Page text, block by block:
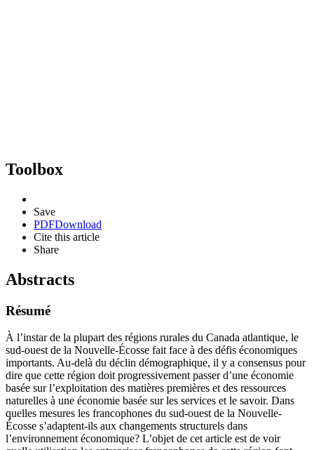
Toolbox
Save
PDFDownload
Cite this article
Share
Abstracts
Résumé
À l’instar de la plupart des régions rurales du Canada atlantique, le
sud-ouest de la Nouvelle-Écosse fait face à des défis économiques
importants. Au-delà du déclin démographique, il y a consensus pour
dire que cette région doit progressivement passer d’une économie
basée sur l’exploitation des matières premières et des ressources
naturelles à une économie basée sur les services et le savoir. Dans
quelles mesures les francophones du sud-ouest de la Nouvelle-
Écosse s’adaptent-ils aux changements structurels dans
l’environnement économique? L’objet de cet article est de voir